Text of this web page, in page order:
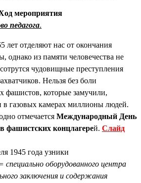
мероприятия
педагога.
лет отделяют нас от окончания
однако из памяти человечества не
чудовищные преступления
Нельзя без боли
фашистов, которые замучили,
в газовых камерах миллионы людей.
отмечаетсяМеждународный День
фашистских концлагерей. Слайд
1945 года узники
специально оборудованного центра
заключения и содержания